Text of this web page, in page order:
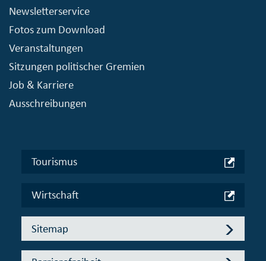
Newsletterservice
Fotos zum Download
Veranstaltungen
Sitzungen politischer Gremien
Job & Karriere
Ausschreibungen
Tourismus
Wirtschaft
Sitemap